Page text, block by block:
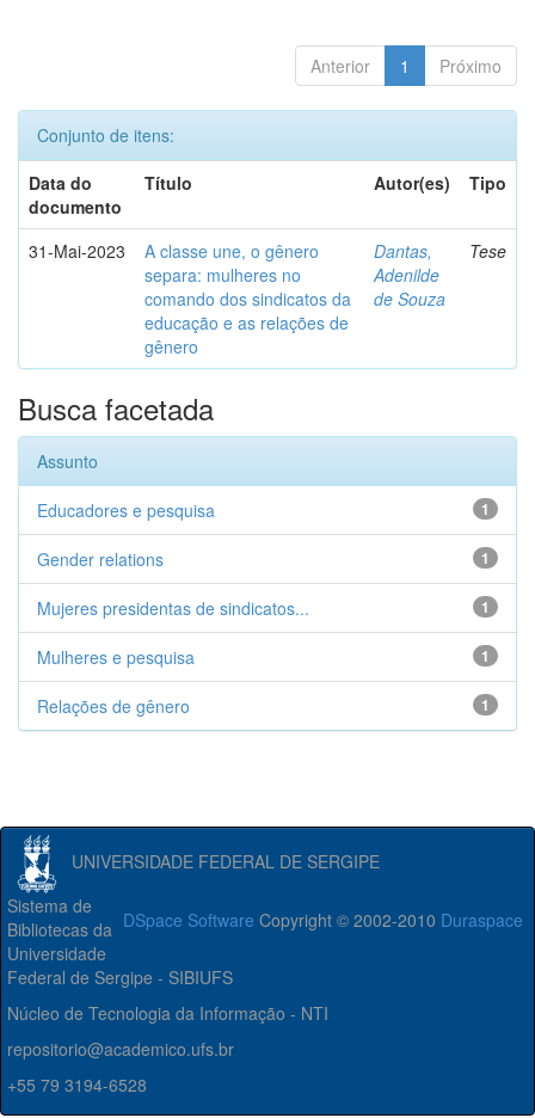
Anterior 1 Próximo
Conjunto de itens:
Data do
documento
Título Autor(es) Tipo
31-Mai-2023
A classe une, o gênero
separa: mulheres no
comando dos sindicatos da
educação e as relações de
gênero
Dantas,
Adenilde
de Souza
Tese
Busca facetada
Assunto
1
Educadores e pesquisa
1
Gender relations
1
Mujeres presidentas de sindicatos...
1
Mulheres e pesquisa
1
Relações de gênero
UNIVERSIDADE FEDERAL DE SERGIPE
DSpace Software Copyright © 2002-2010 Duraspace
Sistema de
Bibliotecas da
Universidade
Federal de Sergipe - SIBIUFS
Núcleo de Tecnologia da Informação - NTI
repositorio@academico.ufs.br
+55 79 3194-6528